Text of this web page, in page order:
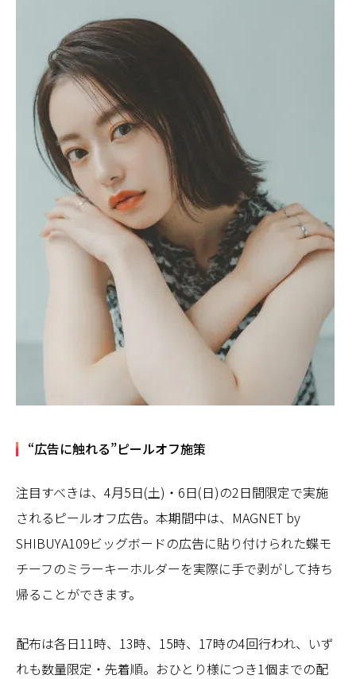
“広告に触れる”ピールオフ施策
注目すべきは、4月5日(土)・6日(日)の2日間限定で実施
されるピールオフ広告。本期間中は、MAGNET by
SHIBUYA109ビッグボードの広告に貼り付けられた蝶モ
チーフのミラーキーホルダーを実際に手で剥がして持ち
帰ることができます。
配布は各日11時、13時、15時、17時の4回行われ、いず
れも数量限定・先着順。おひとり様につき1個までの配